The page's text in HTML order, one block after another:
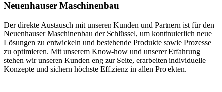
Neuenhauser Maschinenbau
Der direkte Austausch mit unseren Kunden und Partnern ist für den
Neuenhauser Maschinenbau der Schlüssel, um kontinuierlich neue
Lösungen zu entwickeln und bestehende Produkte sowie Prozesse
zu optimieren. Mit unserem Know-how und unserer Erfahrung
stehen wir unseren Kunden eng zur Seite, erarbeiten individuelle
Konzepte und sichern höchste Effizienz in allen Projekten.